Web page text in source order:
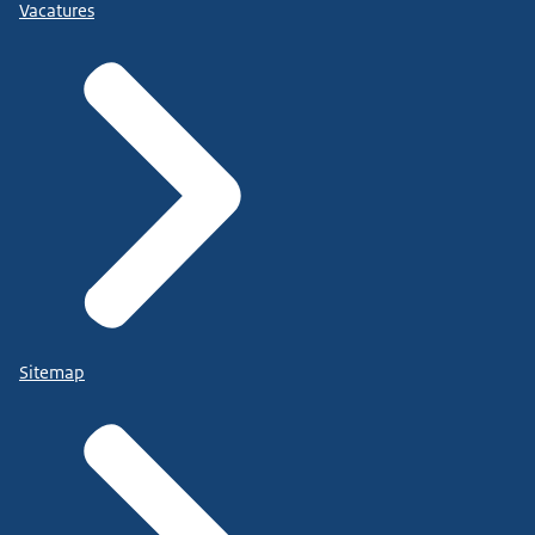
Vacatures
Sitemap